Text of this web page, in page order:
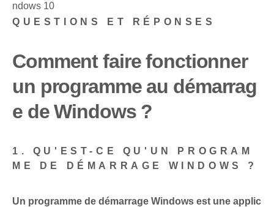
ndows 10
QUESTIONS ET RÉPONSES
Comment faire fonctionner
un programme au démarrag
e de Windows ?
1. QU'EST-CE QU'UN PROGRAM
ME DE DÉMARRAGE WINDOWS ?
Un programme de démarrage Windows est une applic